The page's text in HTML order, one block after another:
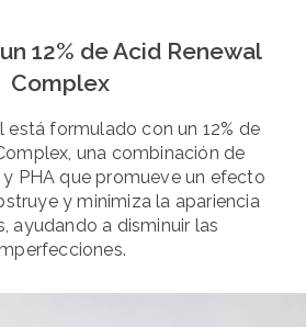
12% de Acid Renewal
Complex
está formulado con un 12% de
una combinación de
PHA que promueve un efecto
y minimiza la apariencia
ayudando a disminuir las